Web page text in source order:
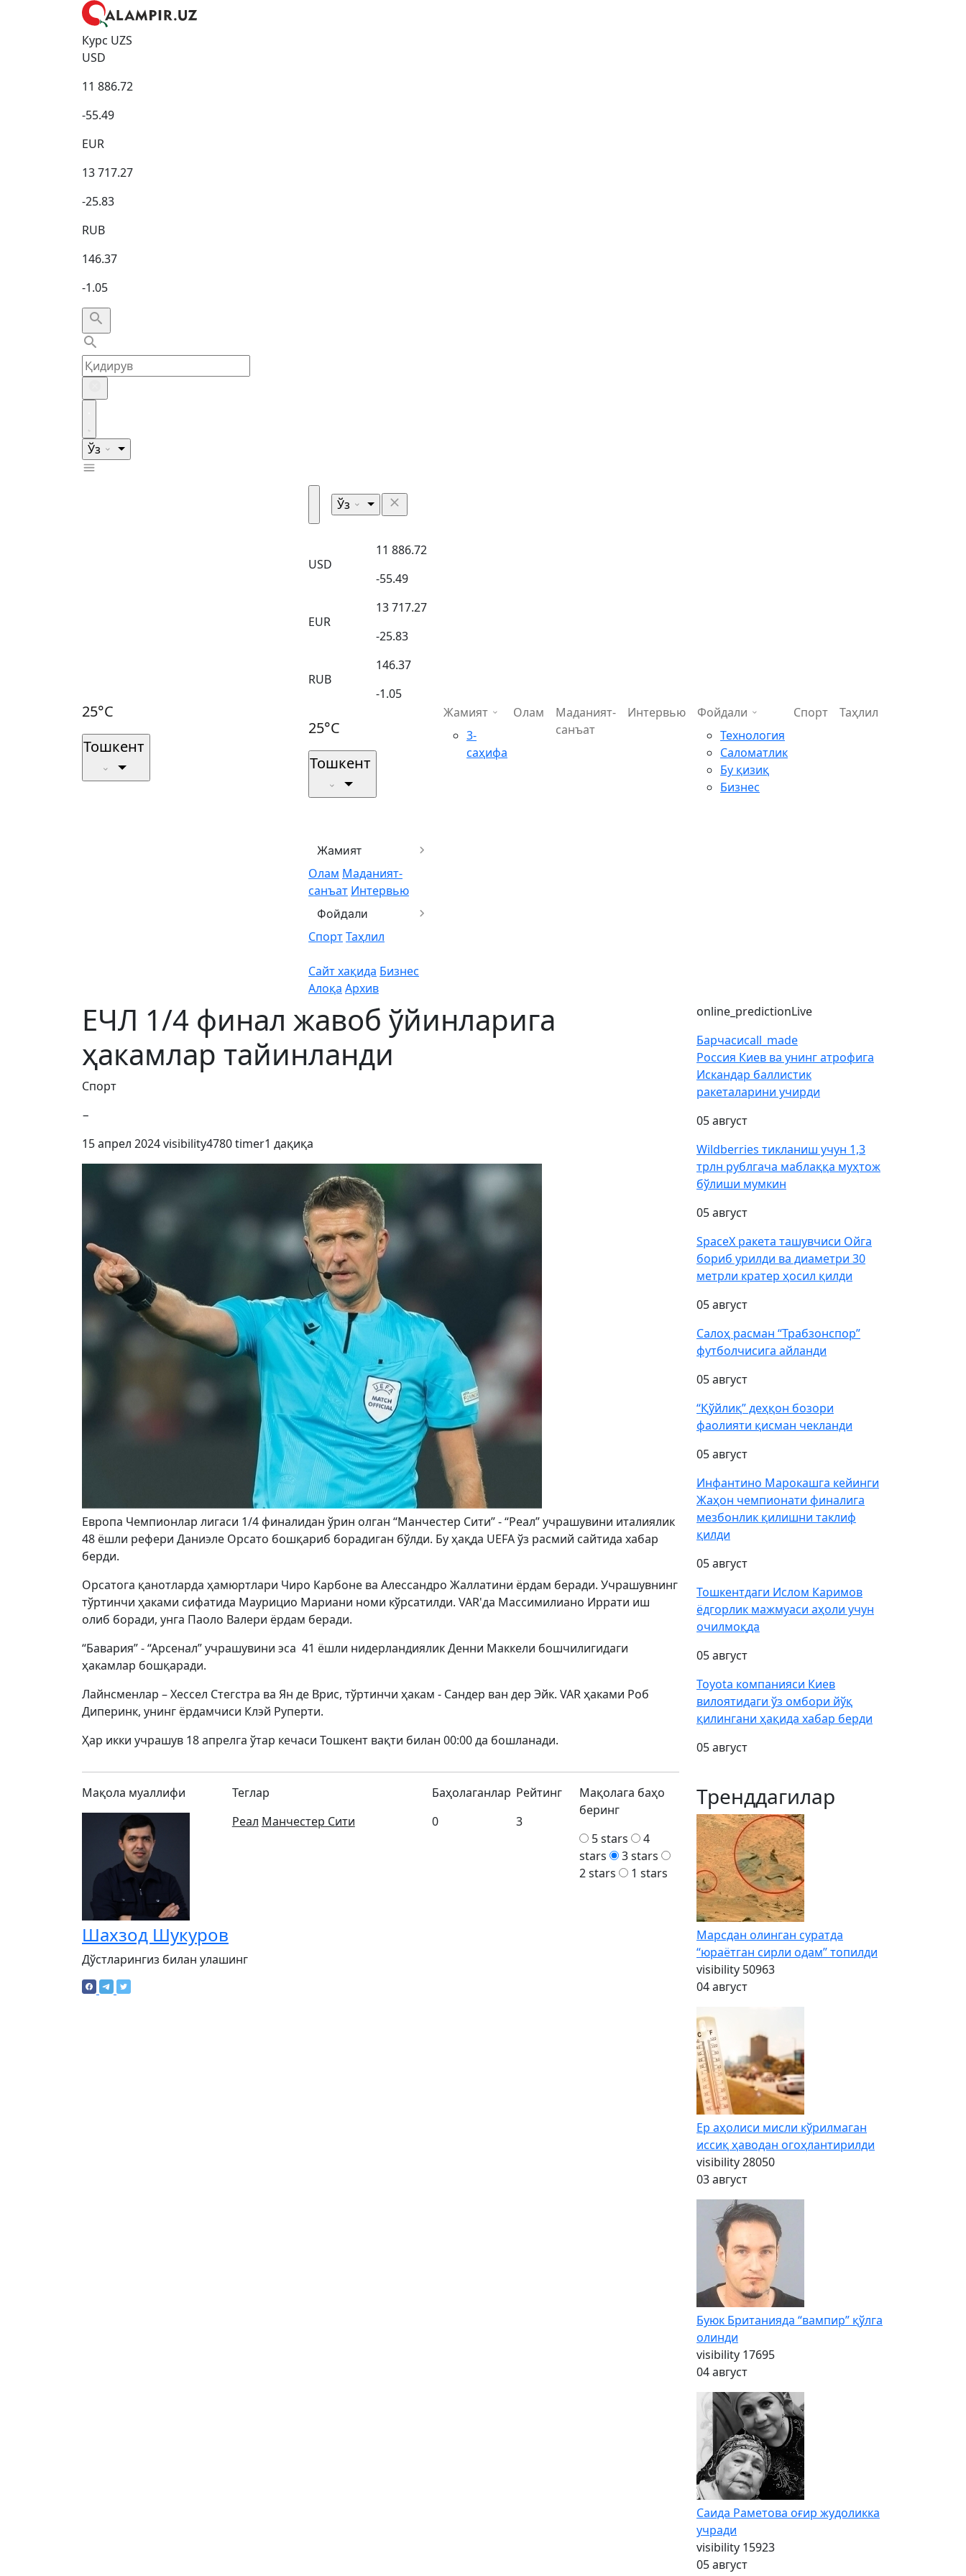
Курс UZS
USD
11 886.72
-55.49
EUR
13 717.27
-25.83
RUB
146.37
-1.05
Ўз
25°C
Тошкент
Ўз
USD
11 886.72
-55.49
EUR
13 717.27
-25.83
RUB
146.37
-1.05
25°C
Тошкент
Жамият
Олам Маданият-
санъат Интервью
Фойдали
СпортТаҳлил
Сайт хақида Бизнес
Алоқа Архив
Жамият
3-
саҳифа
Олам
Маданият-
санъат
Интервью
Фойдали
Технология
Саломатлик
Бу қизиқ
Бизнес
Спорт Таҳлил
ЕЧЛ 1/4 финал жавоб ўйинларига
ҳакамлар тайинланди
Спорт
−
15 апрел 2024visibility4780timer1 дақиқа
Европа Чемпионлар лигаси 1/4 финалидан ўрин олган “Манчестер Сити” - “Реал” учрашувини италиялик
48 ёшли рефери Даниэле Орсато бошқариб борадиган бўлди. Бу ҳақда UEFA ўз расмий сайтида хабар
берди.
Орсатога қанотларда ҳамюртлари Чиро Карбоне ва Алессандро Жаллатини ёрдам беради. Учрашувнинг
тўртинчи ҳаками сифатида Маурицио Мариани номи кўрсатилди. VAR'да Массимилиано Иррати иш
олиб боради, унга Паоло Валери ёрдам беради.
“Бавария” - “Арсенал” учрашувини эса 41 ёшли нидерландиялик Денни Маккели бошчилигидаги
ҳакамлар бошқаради.
Лайнсменлар – Хессел Стегстра ва Ян де Врис, тўртинчи ҳакам - Сандер ван дер Эйк. VAR ҳаками Роб
Диперинк, унинг ёрдамчиси Клэй Руперти.
Ҳар икки учрашув 18 апрелга ўтар кечаси Тошкент вақти билан 00:00 да бошланади.
Мақола муаллифи
Шахзод Шукуров
Теглар
Реал Манчестер Сити
Баҳолаганлар
0
Рейтинг
3
Мақолага баҳо
беринг
5 stars
4
stars
3 stars
2 stars
1 stars
Дўстларингиз билан улашинг
online_predictionLive
Барчасиcall_made
Россия Киев ва унинг атрофига
Искандар баллистик
ракеталарини учирди
05 август
Wildberries тикланиш учун 1,3
трлн рублгача маблаққа муҳтож
бўлиши мумкин
05 август
SpaceX ракета ташувчиси Ойга
бориб урилди ва диаметри 30
метрли кратер ҳосил қилди
05 август
Салоҳ расман “Трабзонспор”
футболчисига айланди
05 август
“Қўйлиқ” деҳқон бозори
фаолияти қисман чекланди
05 август
Инфантино Марокашга кейинги
Жаҳон чемпионати финалига
мезбонлик қилишни таклиф
қилди
05 август
Тошкентдаги Ислом Каримов
ёдгорлик мажмуаси аҳоли учун
очилмоқда
05 август
Toyota компанияси Киев
вилоятидаги ўз омбори йўқ
қилингани ҳақида хабар берди
05 август
Тренддагилар
Марсдан олинган суратда
“юраётган сирли одам” топилди
visibility 50963
04 август
Ер аҳолиси мисли кўрилмаган
иссиқ ҳаводан огоҳлантирилди
visibility28050
03 август
Буюк Британияда “вампир” қўлга
олинди
visibility 17695
04 август
Саида Раметова оғир жудоликка
учради
visibility 15923
05 август